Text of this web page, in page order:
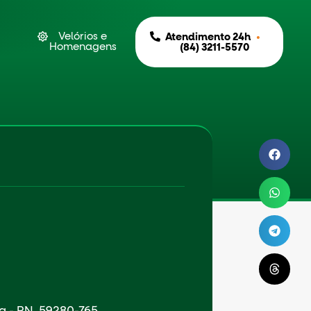
Velórios e
Homenagens
Atendimento 24h •
(84) 3211-5570